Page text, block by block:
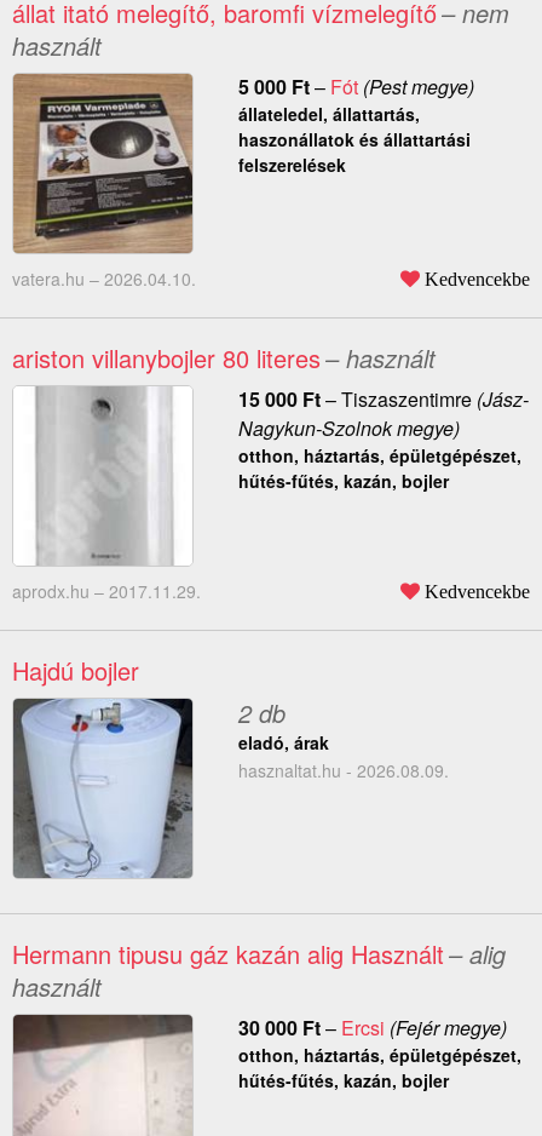
állat itató melegítő, baromfi vízmelegítő– nem
használt
5 000 Ft– Fót(Pest megye)
állateledel, állattartás,
haszonállatok és állattartási
felszerelések
vatera.hu – 2026.04.10. Kedvencekbe
ariston villanybojler 80 literes– használt
15 000 Ft–Tiszaszentimre(Jász-
Nagykun-Szolnok megye)
otthon, háztartás, épületgépészet,
hűtés-fűtés, kazán, bojler
aprodx.hu – 2017.11.29. Kedvencekbe
Hajdú bojler
2 db
eladó, árak
hasznaltat.hu - 2026.08.09.
Hermann tipusu gáz kazán alig Használt– alig
használt
30 000 Ft– Ercsi (Fejér megye)
otthon, háztartás, épületgépészet,
hűtés-fűtés, kazán, bojler